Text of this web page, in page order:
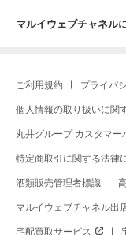
マルイウェブチャネル
ご利用規約 プライバ
個人情報の取り扱いに関
丸井グループ カスタマ
特定商取引に関する法律
酒類販売管理者標識
マルイウェブチャネル出
宅配買取サービス